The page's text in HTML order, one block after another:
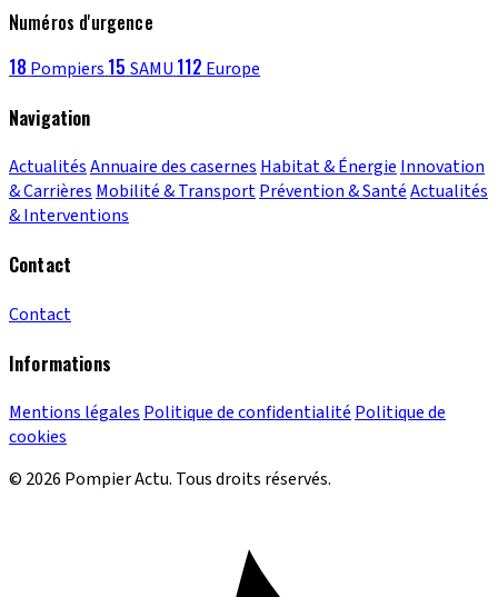
Numéros d'urgence
18 Pompiers 15 SAMU 112 Europe
Navigation
ActualitésAnnuaire des casernes Habitat & Énergie Innovation
& Carrières Mobilité & TransportPrévention & SantéActualités
& Interventions
Contact
Contact
Informations
Mentions légales Politique de confidentialité Politique de
cookies
© 2026 Pompier Actu. Tous droits réservés.